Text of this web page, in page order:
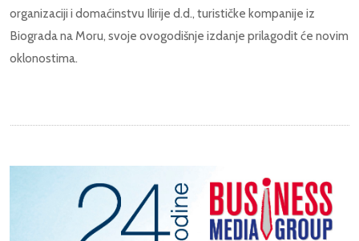
organizaciji i domaćinstvu Ilirije d.d., turističke kompanije iz
Biograda na Moru, svoje ovogodišnje izdanje prilagodit će novim
oklonostima.